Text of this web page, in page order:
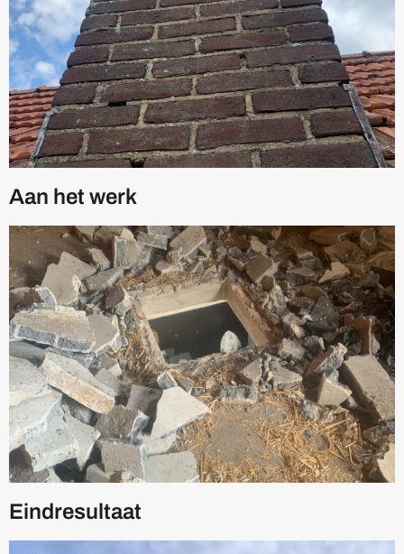
Aan het werk
Eindresultaat